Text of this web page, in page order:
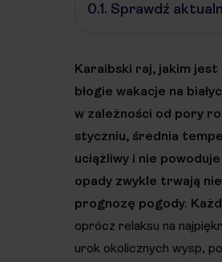
0.1. Sprawdź
Karaibski raj, jakim
błogie wakacje na
w zależności od pory
styczniu, średnia
uciążliwy i nie
opady zwykle trwają
prognozę pogody.
oprócz relaksu na
urok okolicznych wysp,